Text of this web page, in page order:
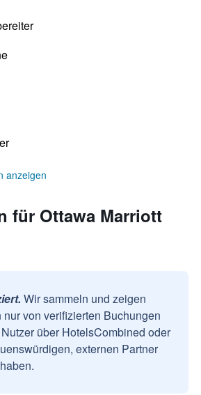
anzeigen
für Ottawa Marriott
Wir sammeln und zeigen
nur von verifizierten Buchungen
über HotelsCombined oder
externen Partner